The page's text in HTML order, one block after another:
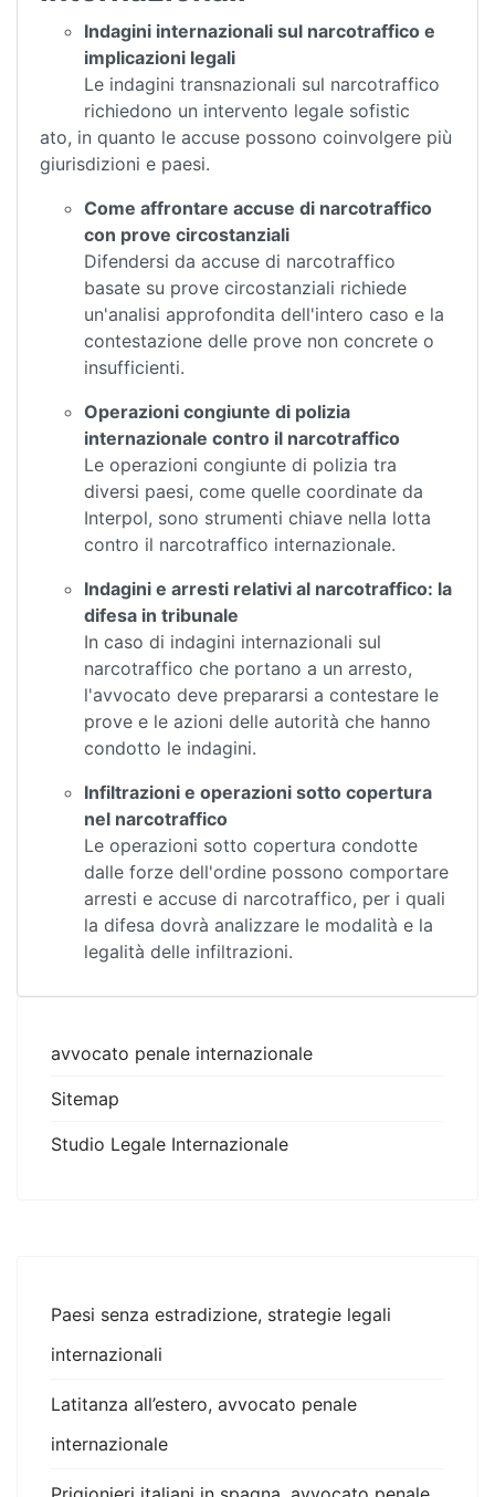
Indagini internazionali sul narcotraffico e
implicazioni legali
Le indagini transnazionali sul narcotraffico
richiedono un intervento legale sofistic
ato, in quanto le accuse possono coinvolgere più
giurisdizioni e paesi.
Come affrontare accuse di narcotraffico
con prove circostanziali
Difendersi da accuse di narcotraffico
basate su prove circostanziali richiede
un'analisi approfondita dell'intero caso e la
contestazione delle prove non concrete o
insufficienti.
Operazioni congiunte di polizia
internazionale contro il narcotraffico
Le operazioni congiunte di polizia tra
diversi paesi, come quelle coordinate da
Interpol, sono strumenti chiave nella lotta
contro il narcotraffico internazionale.
Indagini e arresti relativi al narcotraffico: la
difesa in tribunale
In caso di indagini internazionali sul
narcotraffico che portano a un arresto,
l'avvocato deve prepararsi a contestare le
prove e le azioni delle autorità che hanno
condotto le indagini.
Infiltrazioni e operazioni sotto copertura
nel narcotraffico
Le operazioni sotto copertura condotte
dalle forze dell'ordine possono comportare
arresti e accuse di narcotraffico, per i quali
la difesa dovrà analizzare le modalità e la
legalità delle infiltrazioni.
avvocato penale internazionale
Sitemap
Studio Legale Internazionale
Paesi senza estradizione, strategie legali
internazionali
Latitanza all’estero, avvocato penale
internazionale